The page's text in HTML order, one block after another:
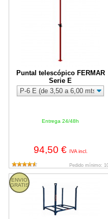
Puntal telescópico FERMAR
Serie E
Entrega 24/48h
94,50 € IVA incl.
Pedido mínimo:
ENVIO
GRATIS
Pallet potapuntales ECO